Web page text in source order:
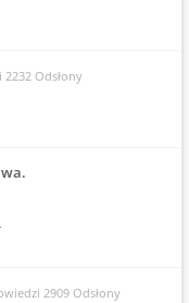
Odsłony
2909 Odsłony